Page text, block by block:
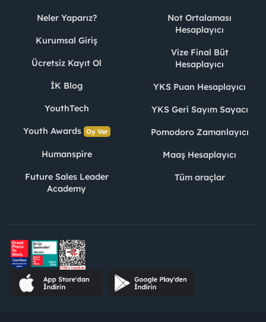
Neler Yaparız?
Kurumsal Giriş
Ücretsiz Kayıt Ol
İK Blog
YouthTech
Youth Awards Oy Ver
Humanspire
Future Sales Leader
Academy
Not Ortalaması
Hesaplayıcı
Vize Final Büt
Hesaplayıcı
YKS Puan Hesaplayıcı
YKS Geri Sayım Sayacı
Pomodoro Zamanlayıcı
Maaş Hesaplayıcı
Tüm araçlar